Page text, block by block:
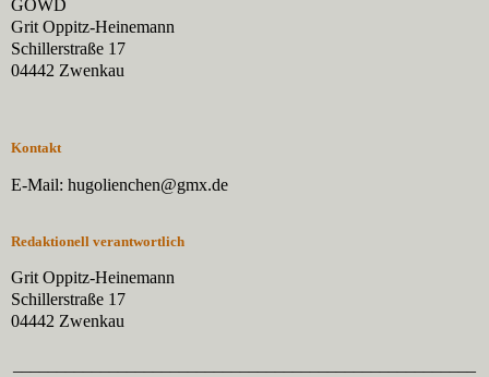
GOWD
Grit Oppitz-Heinemann
Schillerstraße 17
04442 Zwenkau
Kontakt
E-Mail: hugolienchen@gmx.de
Redaktionell verantwortlich
Grit Oppitz-Heinemann
Schillerstraße 17
04442 Zwenkau